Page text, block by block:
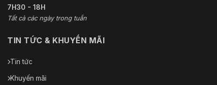
7H30 - 18H
Tất cả các ngày trong tuần
TIN TỨC & KHUYẾN MÃI
Tin tức
Khuyến mãi